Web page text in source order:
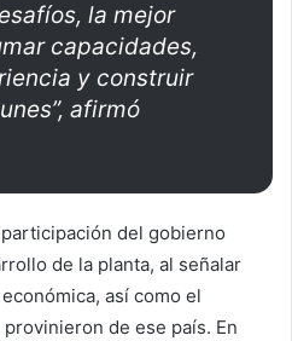
la mejor
capacidades,
y construir
afirmó
del gobierno
de la planta, al señalar
así como el
de ese país. En